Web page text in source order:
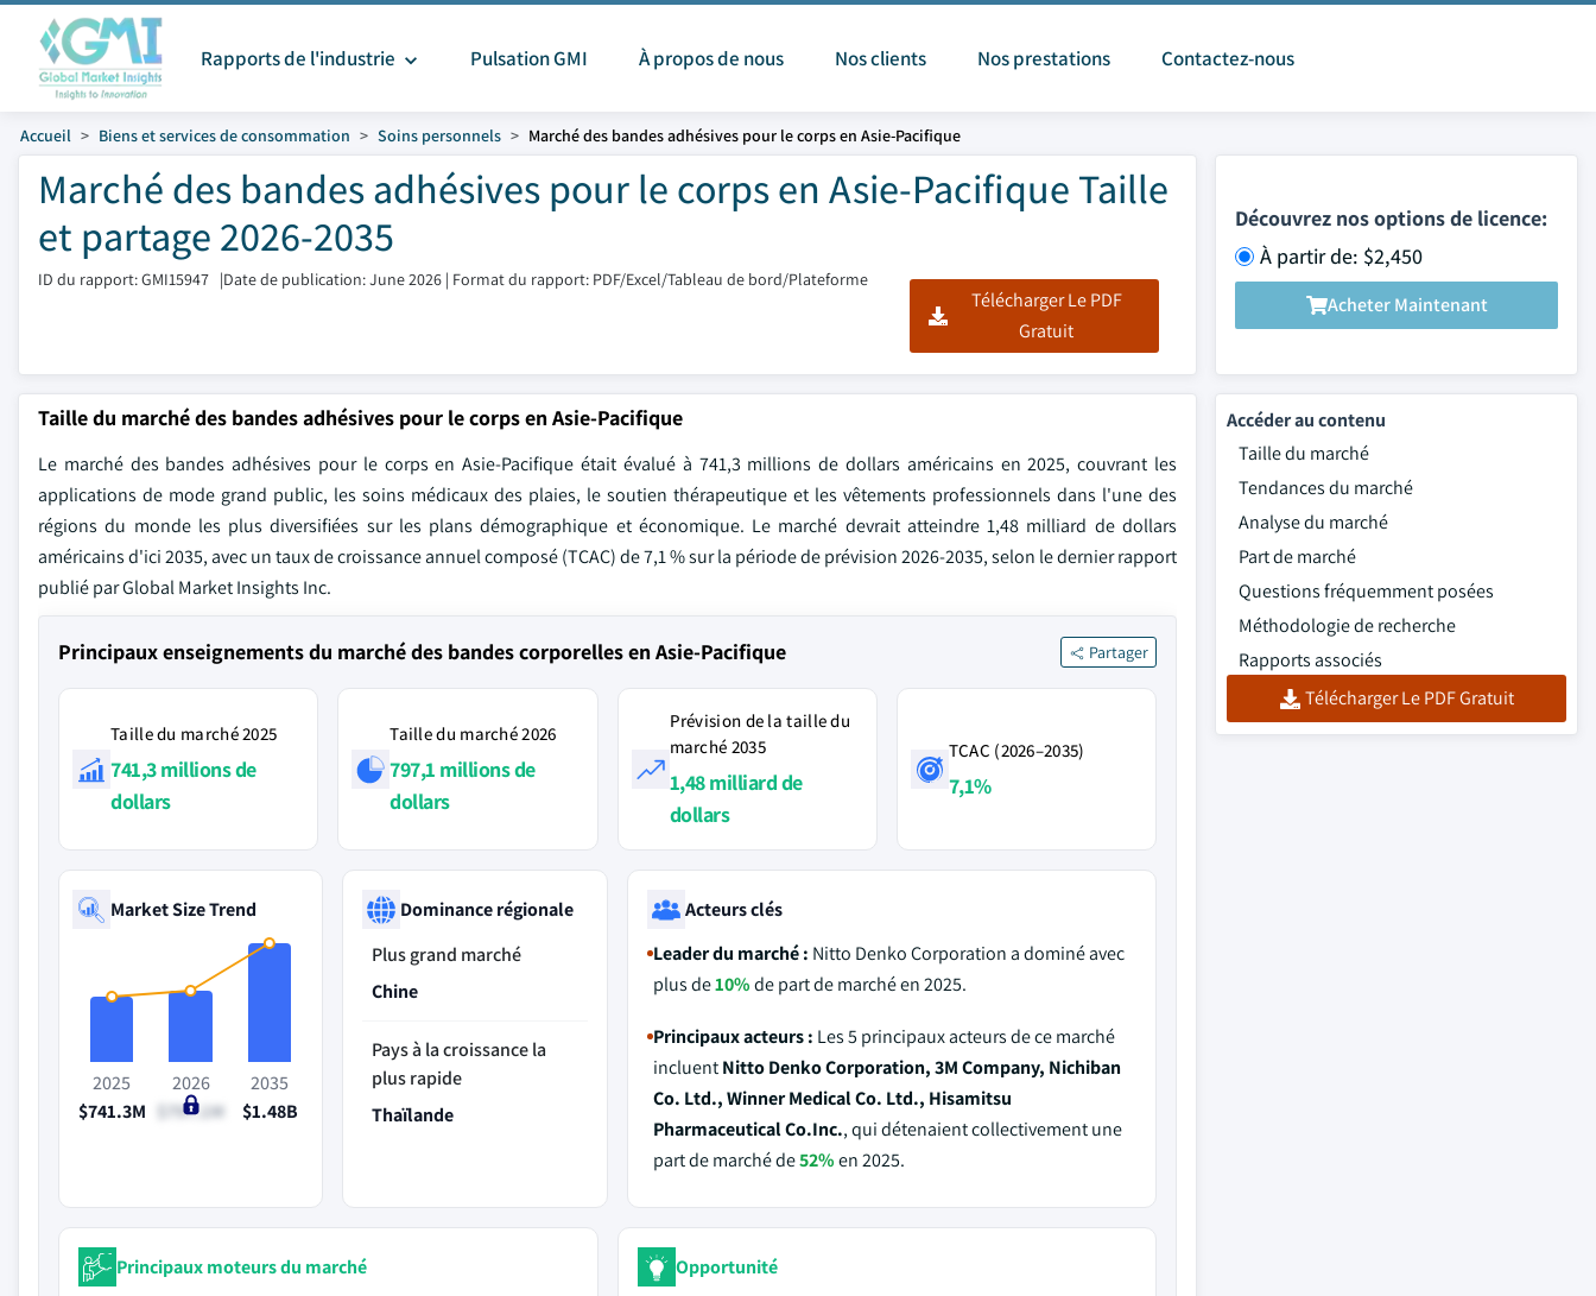
Rapports de l'industrie Pulsation GMI À propos de nous Nos clients Nos prestations Contactez-nous
Accueil Biens et services de consommation Soins personnels Marché des bandes adhésives pour le corps en Asie-Pacifique
Marché des bandes adhésives pour le corps en Asie-Pacifique Taille
et partage 2026-2035
ID du rapport: GMI15947 |Date de publication: June 2026 | Format du rapport: PDF/Excel/Tableau de bord/Plateforme
Télécharger Le PDF
Gratuit
Découvrez nos options de licence:
À partir de: $2,450
Acheter Maintenant
Taille du marché des bandes adhésives pour le corps en Asie-Pacifique
Le marché des bandes adhésives pour le corps en Asie-Pacifique était évalué à 741,3 millions de dollars américains en 2025, couvrant les
applications de mode grand public, les soins médicaux des plaies, le soutien thérapeutique et les vêtements professionnels dans l'une des
régions du monde les plus diversifiées sur les plans démographique et économique. Le marché devrait atteindre 1,48 milliard de dollars
américains d'ici 2035, avec un taux de croissance annuel composé (TCAC) de 7,1 % sur la période de prévision 2026-2035, selon le dernier rapport
publié par Global Market Insights Inc.
Principaux enseignements du marché des bandes corporelles en Asie-Pacifique Partager
Taille du marché 2025
741,3 millions de
dollars
Taille du marché 2026
797,1 millions de
dollars
Prévision de la taille du
marché 2035
1,48 milliard de
dollars
TCAC (2026–2035)
7,1%
Market Size Trend
2025
$741.3M
2026
$797.1M
2035
$1.48B
Dominance régionale
Plus grand marché
Chine
Pays à la croissance la
plus rapide
Thaïlande
Acteurs clés
Leader du marché : Nitto Denko Corporation a dominé avec
plus de10%de part de marché en 2025.
Principaux acteurs : Les 5 principaux acteurs de ce marché
incluentNitto Denko Corporation, 3M Company, Nichiban
Co. Ltd., Winner Medical Co. Ltd., Hisamitsu
Pharmaceutical Co.Inc., qui détenaient collectivement une
part de marché de52%en 2025.
Principaux moteurs du marché
Opportunité
Accéder au contenu
Taille du marché
Tendances du marché
Analyse du marché
Part de marché
Questions fréquemment posées
Méthodologie de recherche
Rapports associés
Télécharger Le PDF Gratuit